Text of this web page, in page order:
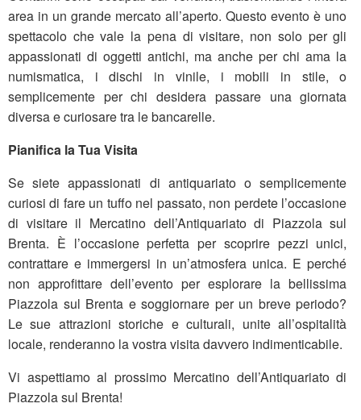
area in un grande mercato all’aperto. Questo evento è uno
spettacolo che vale la pena di visitare, non solo per gli
appassionati di oggetti antichi, ma anche per chi ama la
numismatica, i dischi in vinile, i mobili in stile, o
semplicemente per chi desidera passare una giornata
diversa e curiosare tra le bancarelle.
Pianifica la Tua Visita
Se siete appassionati di antiquariato o semplicemente
curiosi di fare un tuffo nel passato, non perdete l’occasione
di visitare il Mercatino dell’Antiquariato di Piazzola sul
Brenta. È l’occasione perfetta per scoprire pezzi unici,
contrattare e immergersi in un’atmosfera unica. E perché
non approfittare dell’evento per esplorare la bellissima
Piazzola sul Brenta e soggiornare per un breve periodo?
Le sue attrazioni storiche e culturali, unite all’ospitalità
locale, renderanno la vostra visita davvero indimenticabile.
Vi aspettiamo al prossimo Mercatino dell’Antiquariato di
Piazzola sul Brenta!